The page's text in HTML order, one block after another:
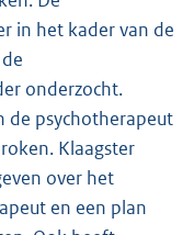
in het kader van de
onderzocht.
de psychotherapeut
Klaagster
over het
en een plan